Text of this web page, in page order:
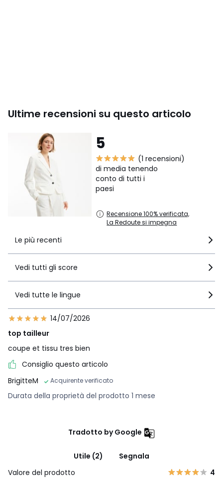
Ultime recensioni su questo articolo
5
(1 recensioni)
di media tenendo
conto di tutti i
paesi
Recensione 100% verificata,
La Redoute si impegna
Le più recenti
Vedi tutti gli score
Vedi tutte le lingue
14/07/2026
top tailleur
coupe et tissu tres bien
Consiglio questo articolo
BrigitteM
Acquirente verificato
Durata della proprietà del prodotto 1 mese
Tradotto by Google
Utile (2)
Segnala
Valore del prodotto
4